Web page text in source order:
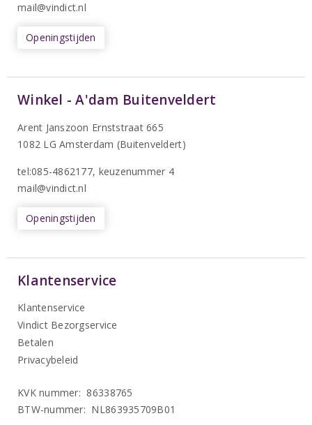
mail@vindict.nl
Openingstijden
Winkel - A'dam Buitenveldert
Arent Janszoon Ernststraat 665
1082 LG Amsterdam (Buitenveldert)
tel:085-4862177, keuzenummer 4
mail@vindict.nl
Openingstijden
Klantenservice
Klantenservice
Vindict Bezorgservice
Betalen
Privacybeleid
KVK nummer: 86338765
BTW-nummer: NL863935709B01